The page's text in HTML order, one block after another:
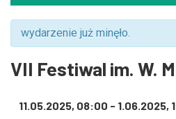
remove_circle_outline
wydarzenie już minęło.
VII Festiwal im. W.
11.05.2025, 08:00 - 1.06.2025,